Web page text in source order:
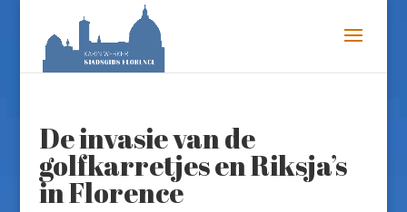
De invasie van de
golfkarretjes en Riksja’s
in Florence